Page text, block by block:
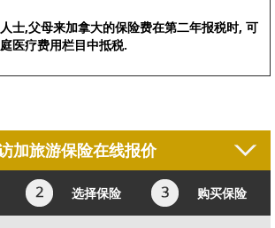
士,父母来加拿大的保险费在第二年报税时, 可
医疗费用栏目中抵税.
加旅游保险在线报价
选择保险 购买保险